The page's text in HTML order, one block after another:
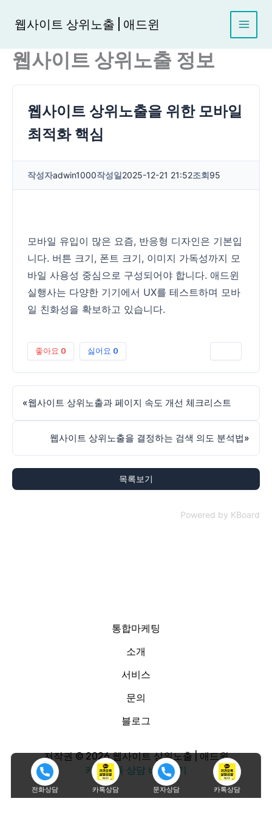
전화상담 카톡상담 문자상담 카톡상담
로
웹사이트 상위노출 | 애드윈
웹사이트 상위노출 정보
웹사이트 상위노출을 위한 모바일
최적화 핵심
작성자adwin1000작성일2025-12-21 21:52조회95
모바일 유입이 많은 요즘, 반응형 디자인은 기본입
니다. 버튼 크기, 폰트 크기, 이미지 가독성까지 모
바일 사용성 중심으로 구성되어야 합니다. 애드윈
실행사는 다양한 기기에서 UX를 테스트하며 모바
일 친화성을 확보하고 있습니다.
좋아요 0 싫어요 0
«웹사이트 상위노출과 페이지 속도 개선 체크리스트
웹사이트 상위노출을 결정하는 검색 의도 분석법»
목록보기
Powered by KBoard
통합마케팅
소개
서비스
문의
블로그
저작권 © 2026 웹사이트 상위노출 | 애드윈
카카오톡 상담 바로가기